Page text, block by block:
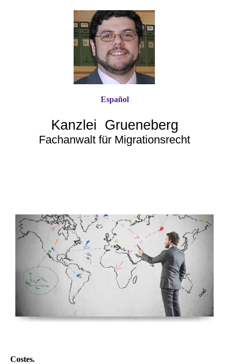
Kanzlei Grueneberg
Fachanwalt für Migrationsrecht
Español
Costes.